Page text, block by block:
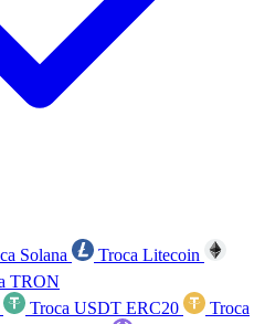
Solana
Troca Litecoin
TRON
Troca USDT ERC20
Troca